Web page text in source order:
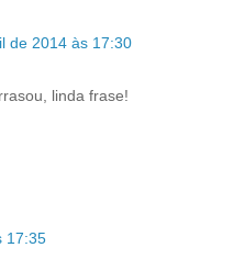
de 2014 às 17:30
linda frase!
17:35